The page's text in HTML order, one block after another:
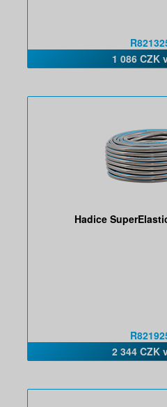
1 086 CZK
Hadice
2 344 CZK